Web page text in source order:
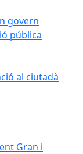
govern
pública
al ciutadà
Gran i